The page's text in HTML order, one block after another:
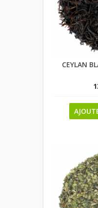
CEYLAN